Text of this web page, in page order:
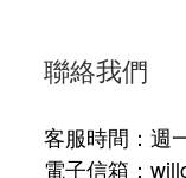
聯絡我們
客服時間：週
電子信箱：